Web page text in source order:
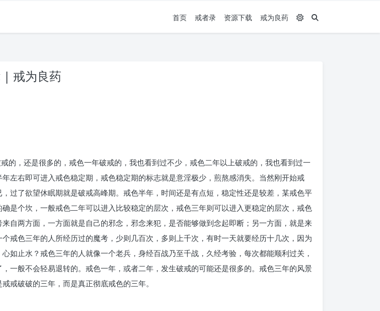
首页 戒者录 资源下载 戒为良药
| 戒为良药
的，还是很多的，戒色一年破戒的，我也看到过不少，戒色二年以上破戒的，我也看到过一
左右即可进入戒色稳定期，戒色稳定期的标志就是意淫极少，煎熬感消失。当然刚开始戒
过了欲望休眠期就是破戒高峰期。戒色半年，时间还是有点短，稳定性还是较差，某戒色平
是个坎，一般戒色二年可以进入比较稳定的层次，戒色三年则可以进入更稳定的层次，戒色
自两方面，一方面就是自己的邪念，邪念来犯，是否能够做到念起即断；另一方面，就是来
戒色三年的人所经历过的魔考，少则几百次，多则上千次，有时一天就要经历十几次，因为
如止水？戒色三年的人就像一个老兵，身经百战乃至千战，久经考验，每次都能顺利过关，
一般不会轻易退转的。戒色一年，或者二年，发生破戒的可能还是很多的。戒色三年的风景
戒破破的三年，而是真正彻底戒色的三年。